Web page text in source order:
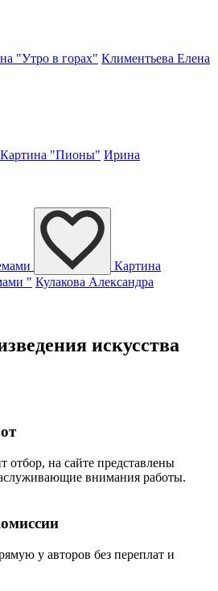
"Утро в горах" Климентьева Елена
Картина "Пионы" Ирина
Картина
" Кулакова Александра
искусства
отбор, на сайте представлены
внимания работы.
у авторов без переплат и